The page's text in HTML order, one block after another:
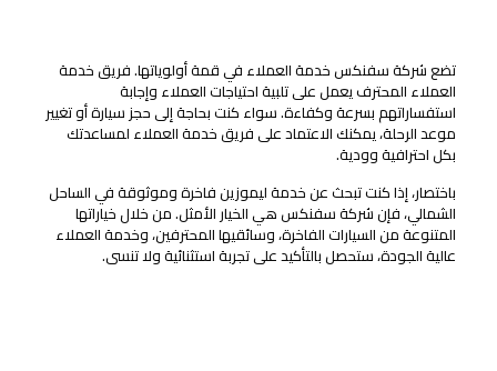
تضع شركة سفنكس خدمة العملاء في قمة أولوياتها. فريق خدمة
العملاء المحترف يعمل على تلبية احتياجات العملاء وإجابة
استفساراتهم بسرعة وكفاءة. سواء كنت بحاجة إلى حجز سيارة أو تغيير
موعد الرحلة، يمكنك الاعتماد على فريق خدمة العملاء لمساعدتك
بكل احترافية وودية.
باختصار، إذا كنت تبحث عن خدمة ليموزين فاخرة وموثوقة في الساحل
الشمالي، فإن شركة سفنكس هي الخيار الأمثل. من خلال خياراتها
المتنوعة من السيارات الفاخرة، وسائقيها المحترفين، وخدمة العملاء
عالية الجودة، ستحصل بالتأكيد على تجربة استثنائية ولا تنسى.